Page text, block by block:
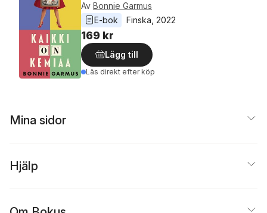
Av Bonnie Garmus
E-bok
Finska 2022
169 kr
Lägg till
Läs direkt efter köp
Mina sidor
Hjälp